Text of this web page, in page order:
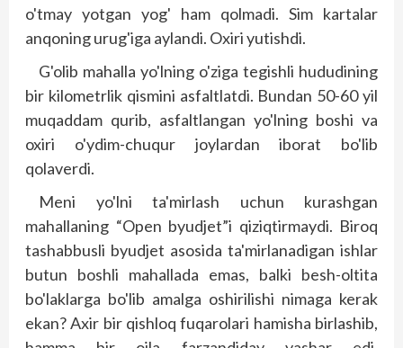
o'tmay yotgan yog' ham qolmadi. Sim kartalar
anqoning urug'iga aylandi. Oxiri yutishdi.
G'olib mahalla yo'lning o'ziga tegishli hududining
bir kilometrlik qismini asfaltlatdi. Bundan 50-60 yil
muqaddam qurib, asfaltlangan yo'lning boshi va
oxiri o'ydim-chuqur joylardan iborat bo'lib
qolaverdi.
Meni yo'lni ta'mirlash uchun kurashgan
mahallaning “Open byudjet”i qiziqtirmaydi. Biroq
tashabbusli byudjet asosida ta'mirlanadigan ishlar
butun boshli mahallada emas, balki besh-oltita
bo'laklarga bo'lib amalga oshirilishi nimaga kerak
ekan? Axir bir qish­loq fuqarolari hamisha birlashib,